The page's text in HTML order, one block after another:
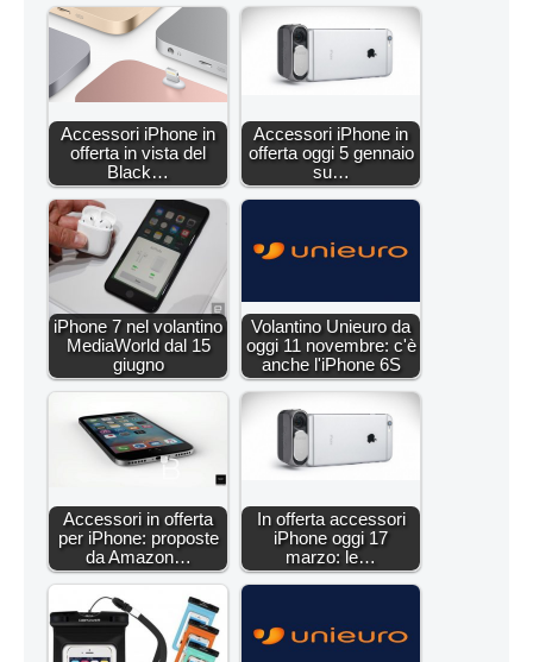
Accessori iPhone in
offerta in vista del
Black…
Accessori iPhone in
offerta oggi 5 gennaio
su…
iPhone 7 nel volantino
MediaWorld dal 15
giugno
Volantino Unieuro da
oggi 11 novembre: c'è
anche l'iPhone 6S
Accessori in offerta
per iPhone: proposte
da Amazon…
In offerta accessori
iPhone oggi 17
marzo: le…